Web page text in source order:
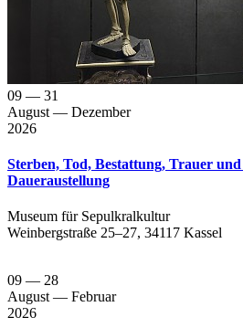
09 — 31
August — Dezember
2026
Sterben, Tod, Bestattung, Trauer
Daueraustellung
Muse­um für Sepul­kral­kul­tur
Wein­berg­stra­ße 25–27, 34117 Kassel
09 — 28
August — Februar
2026